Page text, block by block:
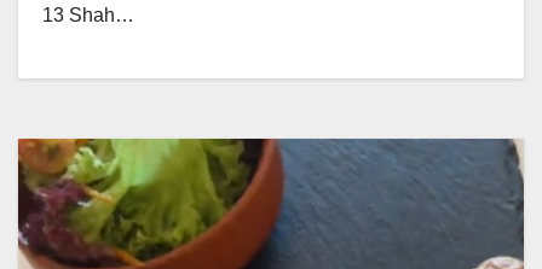
13 Shah…